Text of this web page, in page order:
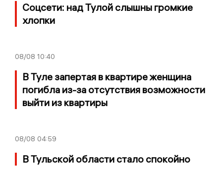
Соцсети: над Тулой слышны громкие
хлопки
08/08 10:40
В Туле запертая в квартире женщина
погибла из-за отсутствия возможности
выйти из квартиры
08/08 04:59
В Тульской области стало спокойно